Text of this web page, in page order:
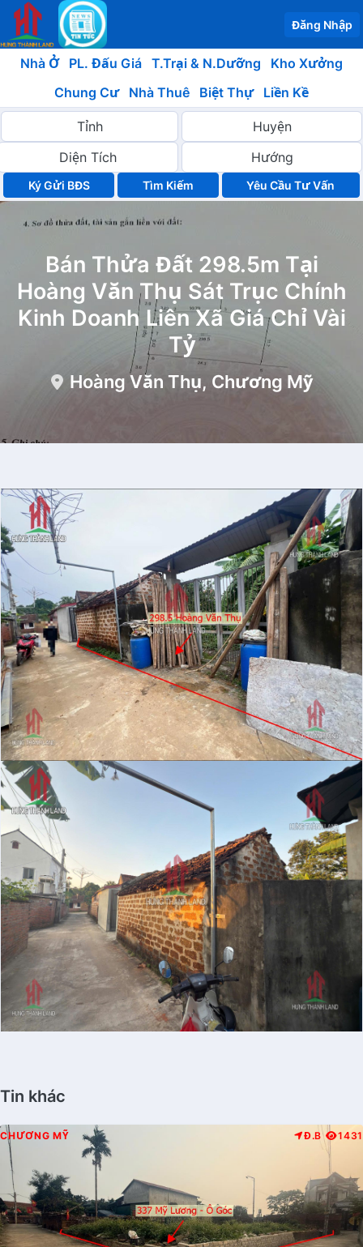
Đăng Nhập
Nhà Ở PL. Đấu Giá T.Trại & N.Dưỡng
Kho Xưởng
Chung Cư
Nhà Thuê Biệt Thự Liền Kề
Ký Gửi BĐS Yêu Cầu Tư Vấn
Bán Thửa Đất 298.5m Tại
Hoàng Văn Thụ Sát Trục Chính
Kinh Doanh Liên Xã Giá Chỉ Vài
Tỷ
Hoàng Văn Thụ, Chương Mỹ
Tin khác
CHƯƠNG MỸ Đ.B 1431